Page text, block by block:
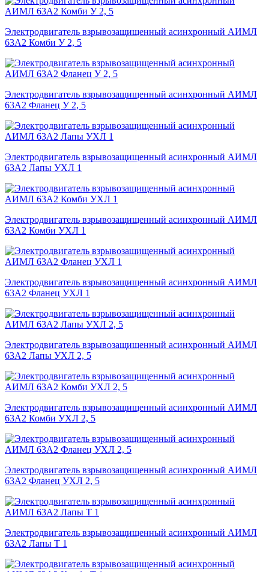
Электродвигатель взрывозащищенный асинхронный АИМЛ
63А2 Комби У 2, 5
Электродвигатель взрывозащищенный асинхронный АИМЛ
63А2 Фланец У 2, 5
Электродвигатель взрывозащищенный асинхронный АИМЛ
63А2 Лапы УХЛ 1
Электродвигатель взрывозащищенный асинхронный АИМЛ
63А2 Комби УХЛ 1
Электродвигатель взрывозащищенный асинхронный АИМЛ
63А2 Фланец УХЛ 1
Электродвигатель взрывозащищенный асинхронный АИМЛ
63А2 Лапы УХЛ 2, 5
Электродвигатель взрывозащищенный асинхронный АИМЛ
63А2 Комби УХЛ 2, 5
Электродвигатель взрывозащищенный асинхронный АИМЛ
63А2 Фланец УХЛ 2, 5
Электродвигатель взрывозащищенный асинхронный АИМЛ
63А2 Лапы Т 1